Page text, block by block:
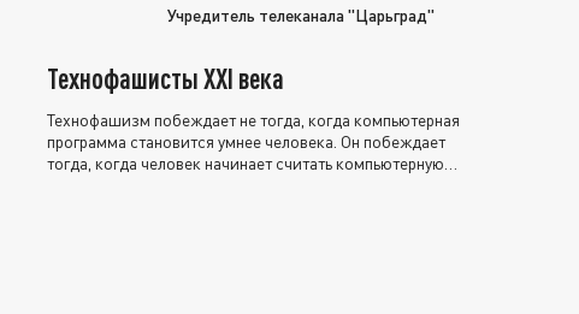
Учредитель телеканала "Царьград"
Технофашисты XXI века
Технофашизм побеждает не тогда, когда компьютерная
программа становится умнее человека. Он побеждает
тогда, когда человек начинает считать компьютерную